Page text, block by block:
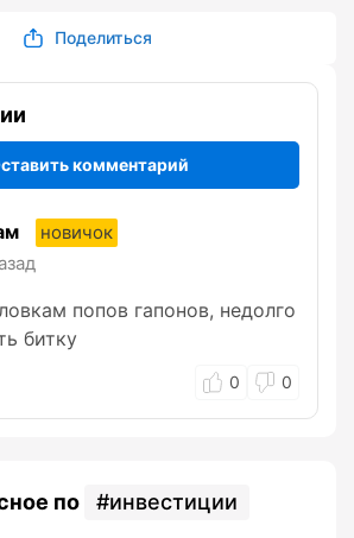
Поделиться
комментарий
новичок
попов гапонов, недолго
битку
0 0
по инвестиции